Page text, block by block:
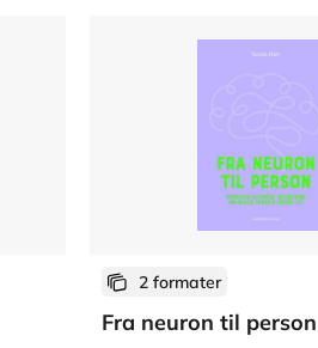
2 formater
Fra neuron til person